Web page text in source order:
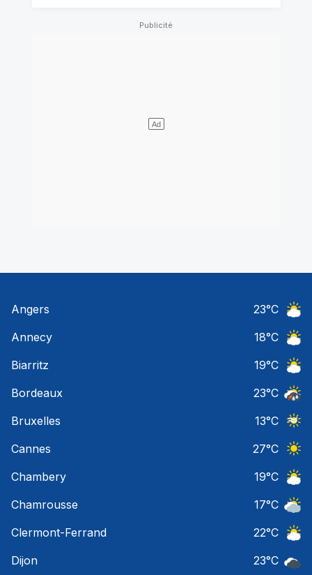
Angers 23°C
Annecy
18°C
Biarritz
19°C
Bordeaux
23°C
Bruxelles
13°C
Cannes
27°C
Chambery
19°C
Chamrousse
17°C
Clermont-Ferrand
22°C
Dijon
23°C